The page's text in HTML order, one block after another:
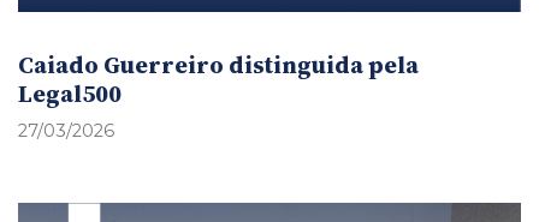
Caiado Guerreiro distinguida pela
Legal500
27/03/2026